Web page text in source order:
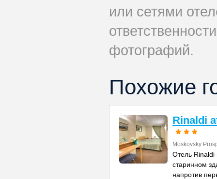
или сетями
фотографий.
Похожие
Rinaldi
Moskovsky
Отель Rinaldi
старинном
напротив